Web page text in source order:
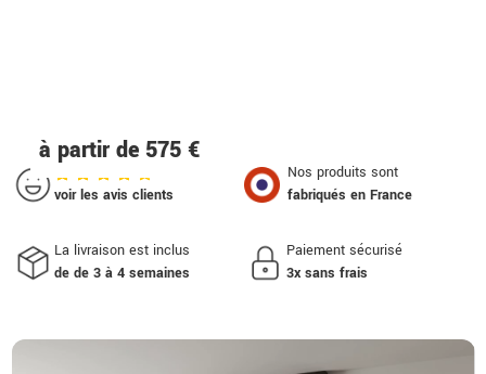
à partir de 575 €
voir les avis clients
Nos produits sont
fabriqués en France
La livraison est inclus
de de 3 à 4 semaines
Paiement sécurisé
3x sans frais